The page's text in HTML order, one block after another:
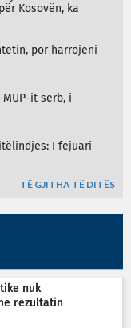
Kosovën, ka
por harrojeni
it serb, i
I fejuari
TË GJITHA TË DITËS
nuk
rezultatin